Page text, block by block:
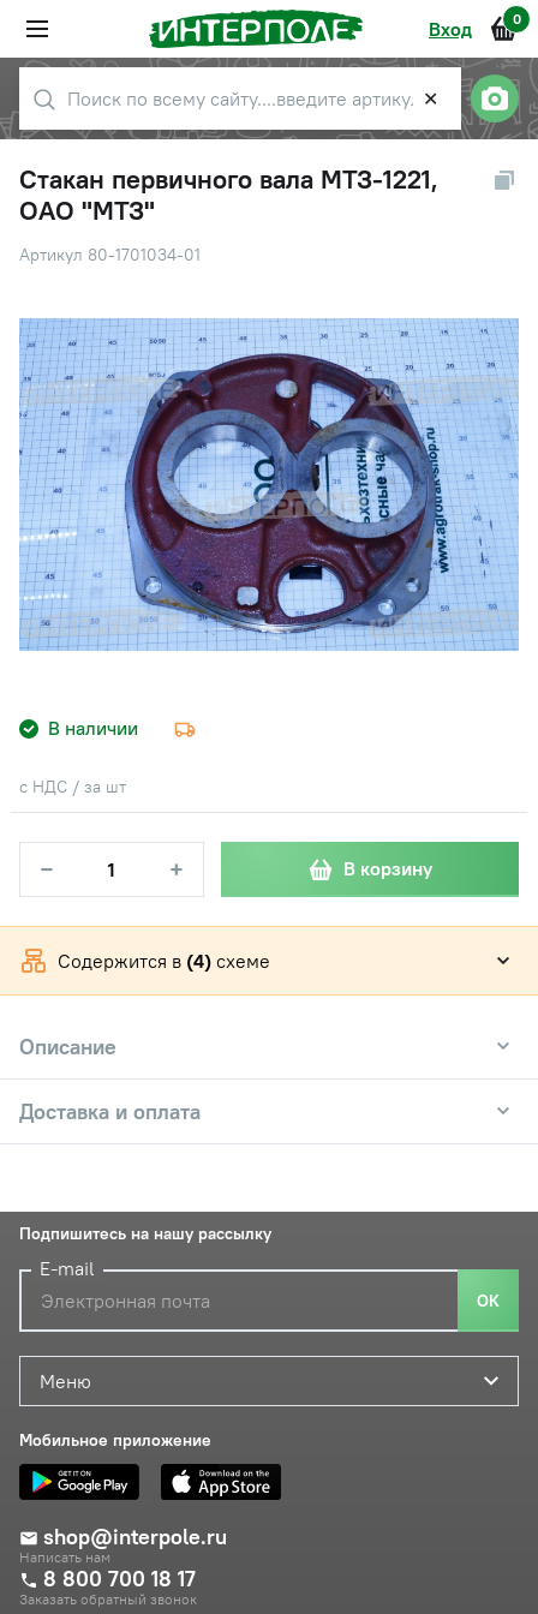
Вход 0
✕
Стакан первичного вала МТЗ-1221,
ОАО "МТЗ"
Артикул 80-1701034-01
В наличии
с НДС / за шт
− + В корзину
Содержится в (4) схеме
Описание
Доставка и оплата
Меню
Мобильное приложение
shop@interpole.ru
Написать нам
8 800 700 18 17
Заказать обратный звонок
Подпишитесь на нашу рассылку
E-mail
ОК